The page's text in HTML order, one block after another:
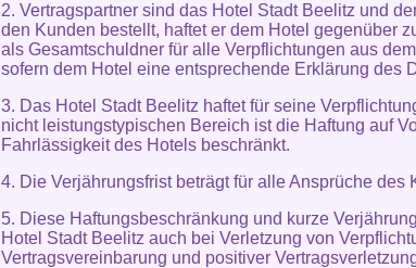
2. Vertragspartner sind das Hotel Stadt Beelitz und
den Kunden bestellt, haftet er dem Hotel gegenüber
als Gesamtschuldner für alle Verpflichtungen aus
sofern dem Hotel eine entsprechende Erklärung des
3. Das Hotel Stadt Beelitz haftet für seine
nicht leistungstypischen Bereich ist die Haftung auf
Fahrlässigkeit des Hotels beschränkt.
4. Die Verjährungsfrist beträgt für alle Ansprüche des
5. Diese Haftungsbeschränkung und kurze
Hotel Stadt Beelitz auch bei Verletzung von
Vertragsvereinbarung und positiver